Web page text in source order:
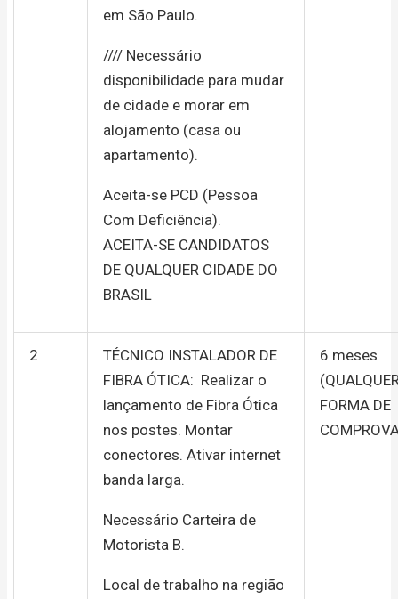
em São Paulo.
//// Necessário
disponibilidade para mudar
de cidade e morar em
alojamento (casa ou
apartamento).
Aceita-se PCD (Pessoa
Com Deficiência).
ACEITA-SE CANDIDATOS
DE QUALQUER CIDADE DO
BRASIL
2
TÉCNICO INSTALADOR DE
FIBRA ÓTICA: Realizar o
lançamento de Fibra Ótica
nos postes. Montar
conectores. Ativar internet
banda larga.
Necessário Carteira de
Motorista B.
Local de trabalho na região
6 meses
FORMA DE